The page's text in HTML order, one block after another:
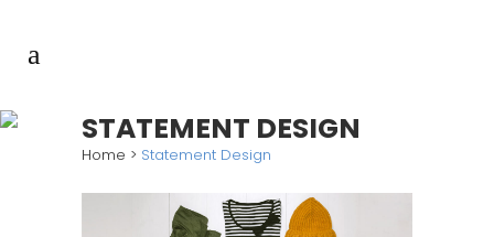
STATEMENT DESIGN
Home > Statement Design